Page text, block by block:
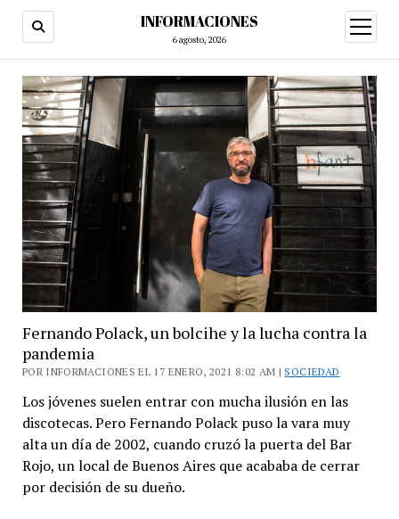
INFORMACIONES
6 agosto, 2026
abrir
menú
Fernando Polack, un bolcihe y la lucha contra la
pandemia
POR INFORMACIONES EL 17 ENERO, 2021 8:02 AM | SOCIEDAD
Los jóvenes suelen entrar con mucha ilusión en las
discotecas. Pero Fernando Polack puso la vara muy
alta un día de 2002, cuando cruzó la puerta del Bar
Rojo, un local de Buenos Aires que acababa de cerrar
por decisión de su dueño.